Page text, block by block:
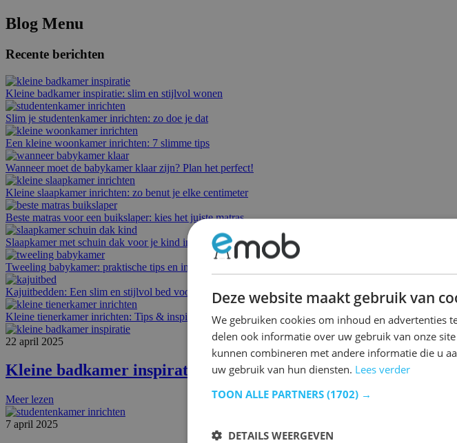
Blog Menu
Recente berichten
Kleine badkamer inspiratie: slim en stijlvol wonen
Slim je studentenkamer inrichten: zo doe je dat
Een kleine woonkamer inrichten: 7 slimme tips
Wanneer moet de babykamer klaar zijn? Plan het perfect!
Kleine slaapkamer inrichten: zo benut je elke centimeter
Beste matras voor een buikslaper: kies het juiste matras
Slaapkamer met schuin dak voor je kind inrichten
Tweeling babykamer: praktische tips en inspiratie
Kajuitbedden: Een slim en stijlvol bed voor elke kamer
Kleine tienerkamer inrichten: Tips & inspiratie
22 april 2025
Kleine badkamer inspiratie: slim en stijlvol wonen
Meer lezen
7 april 2025
Deze website maakt gebruik van
We gebruiken cookies om inhoud en advertenties
delen ook informatie over uw gebruik van onze
kunnen combineren met andere informatie die u
uw gebruik van hun diensten. Lees verder
TOON ALLE PARTNERS (1702) →
DETAILS WEERGEVEN